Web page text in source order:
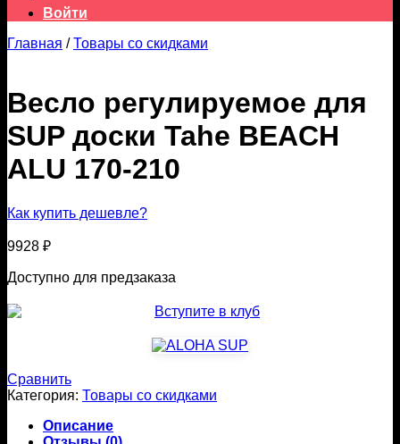
Войти
Главная / Товары со скидками
Весло регулируемое для
SUP доски Tahe BEACH
ALU 170-210
Как купить дешевле?
9928 ₽
Доступно для предзаказа
Сравнить
Категория: Товары со скидками
Описание